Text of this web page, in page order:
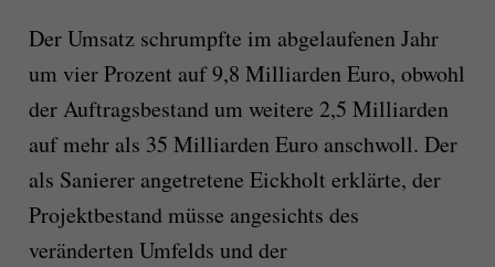
Der Umsatz schrumpfte im abgelaufenen Jahr
um vier Prozent auf 9,8 Milliarden Euro, obwohl
der Auftragsbestand um weitere 2,5 Milliarden
auf mehr als 35 Milliarden Euro anschwoll. Der
als Sanierer angetretene Eickholt erklärte, der
Projektbestand müsse angesichts des
veränderten Umfelds und der